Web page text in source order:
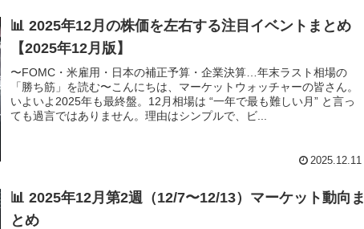
📊 2025年12月の株価を左右する注目イベントまとめ
【2025年12月版】
〜FOMC・米雇用・日本の補正予算・企業決算…年末ラスト相場の
「勝ち筋」を読む〜こんにちは、マーケットウォッチャーの皆さん。
いよいよ2025年も最終盤。12月相場は “一年で最も難しい月” と言っ
ても過言ではありません。理由はシンプルで、ビ...
2025.12.11
📊 2025年12月第2週（12/7〜12/13）マーケット動向ま
とめ